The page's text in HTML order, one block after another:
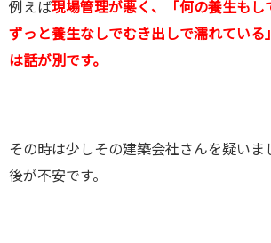
例えば現場管理が悪く、「何の養生もし
ずっと養生なしでむき出しで濡れている
は話が別です。
その時は少しその建築会社さんを疑いま
後が不安です。